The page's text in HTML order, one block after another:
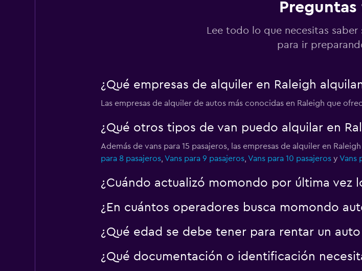
Lee todo lo que necesitas
para ir
¿Qué empresas de alquiler en Raleigh
Las empresas de alquiler de autos más conocidas en Raleigh que
¿Qué otros tipos de van puedo alquilar en
Además de vans para 15 pasajeros, las empresas de alquiler en
para 8 pasajeros, Vans para 9 pasajeros, Vans para 10 pasajerosy Vans
¿Cuándo actualizó momondo por última vez
¿En cuántos operadores busca momondo
¿Qué edad se debe tener para rentar un auto
¿Qué documentación o identificación